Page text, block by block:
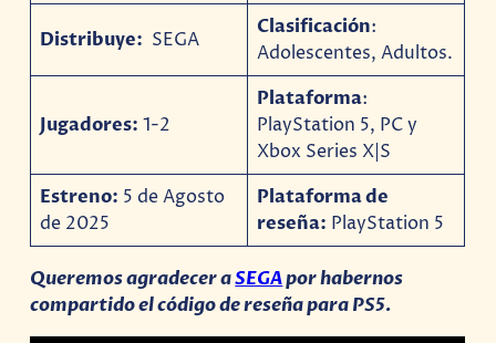
Distribuye: SEGA
Clasificación:
Adolescentes, Adultos.
Jugadores:1-2
Plataforma:
PlayStation 5, PC y
Xbox Series X|S
Estreno: 5 de Agosto
de 2025
Plataforma de
reseña: PlayStation 5
Queremos agradecer aSEGApor habernos
compartido el código de reseña para PS5.